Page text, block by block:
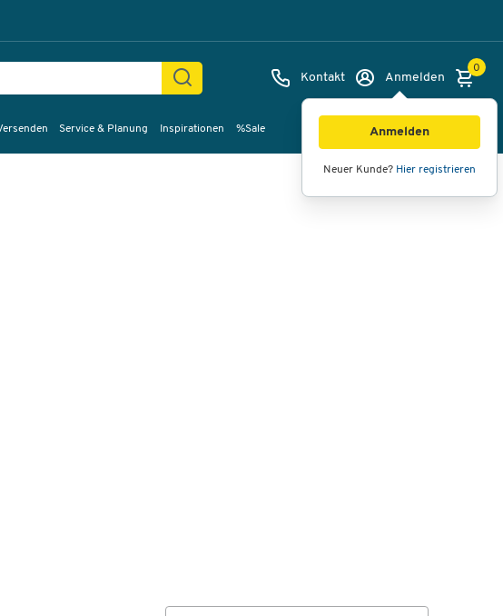
Kontakt Anmelden
Anmelden
Neuer Kunde? Hier registrieren
0
Service & Planung Inspirationen %Sale
Bilder Videos 360°-Ansicht